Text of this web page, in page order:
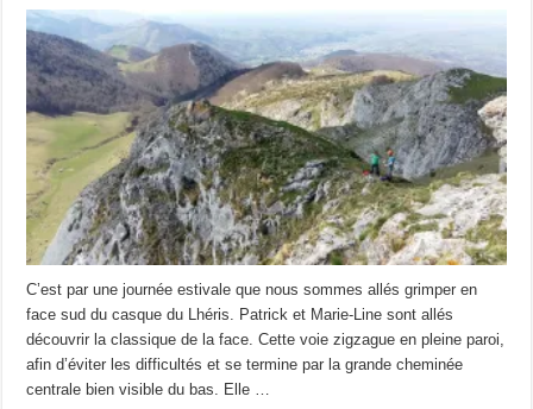
C’est par une journée estivale que nous sommes allés grimper en
face sud du casque du Lhéris. Patrick et Marie-Line sont allés
découvrir la classique de la face. Cette voie zigzague en pleine paroi,
afin d’éviter les difficultés et se termine par la grande cheminée
centrale bien visible du bas. Elle …